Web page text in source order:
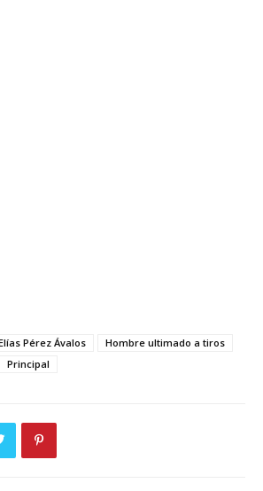
Pérez Ávalos
Hombre ultimado a tiros
Principal